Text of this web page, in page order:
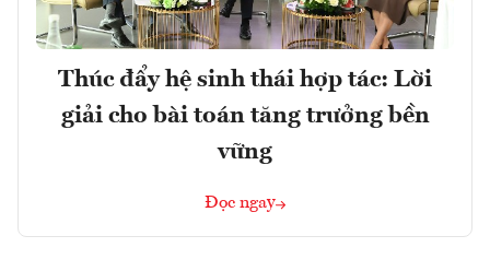
Thúc đẩy hệ sinh thái hợp tác: Lời
giải cho bài toán tăng trưởng bền
vững
Đọc ngay